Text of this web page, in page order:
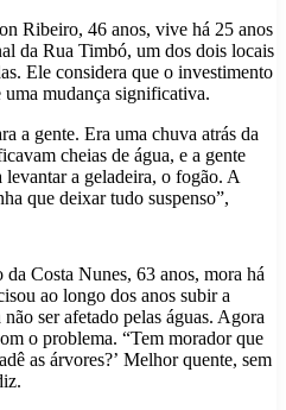
Ribeiro, 46 anos, vive há 25 anos
da Rua Timbó, um dos dois locais
Ele considera que o investimento
uma mudança significativa.
a gente. Era uma chuva atrás da
cheias de água, e a gente
a geladeira, o fogão. A
que deixar tudo suspenso”,
Costa Nunes, 63 anos, mora há
ao longo dos anos subir a
ser afetado pelas águas. Agora
o problema. “Tem morador que
as árvores?’ Melhor quente, sem